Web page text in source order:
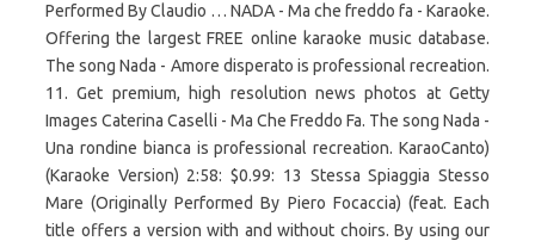
Performed By Claudio … NADA - Ma che freddo fa - Karaoke.
Offering the largest FREE online karaoke music database.
The song Nada - Amore disperato is professional recreation.
11. Get premium, high resolution news photos at Getty
Images Caterina Caselli - Ma Che Freddo Fa. The song Nada -
Una rondine bianca is professional recreation. KaraoCanto)
(Karaoke Version) 2:58: $0.99: 13 Stessa Spiaggia Stesso
Mare (Originally Performed By Piero Focaccia) (feat. Each
title offers a version with and without choirs. By using our